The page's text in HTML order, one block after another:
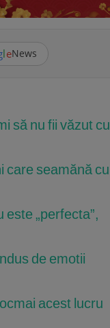
leNews
să nu fii văzut cu
care seamănă cu
„perfecta”,
de emotii
acest lucru